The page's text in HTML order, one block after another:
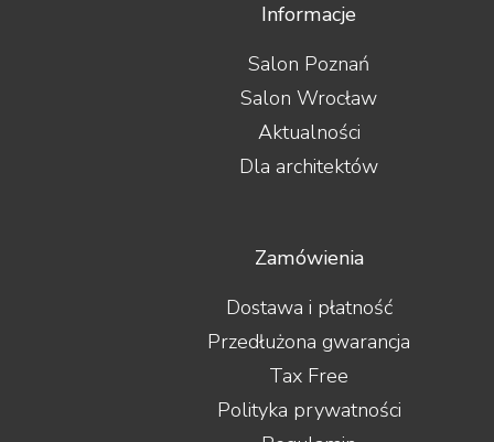
Informacje
Salon Poznań
Salon Wrocław
Aktualności
Dla architektów
Zamówienia
Dostawa i płatność
Przedłużona gwarancja
Tax Free
Polityka prywatności